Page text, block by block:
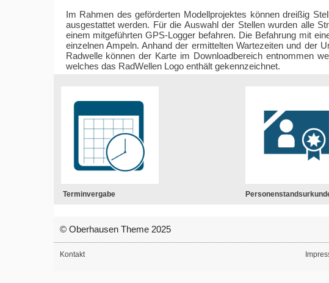
Im Rahmen des geförderten Modellprojektes können dreißig
ausgestattet werden. Für die Auswahl der Stellen wurden alle
einem mitgeführten GPS-Logger befahren. Die Befahrung mit
einzelnen Ampeln. Anhand der ermittelten Wartezeiten und der
Radwelle können der Karte im Downloadbereich entnommen
welches das RadWellen Logo enthält gekennzeichnet.
Terminvergabe
© Oberhausen Theme 2025
Kontakt